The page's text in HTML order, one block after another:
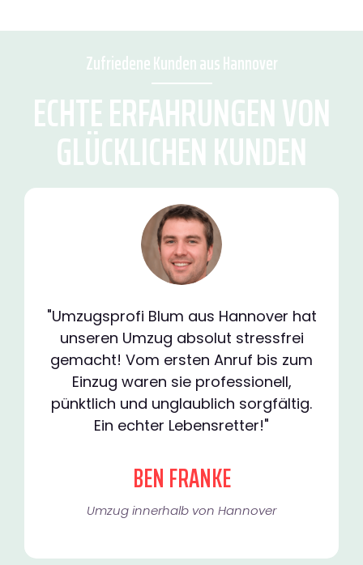
Zufriedene Kunden aus Hannover
ECHTE ERFAHRUNGEN VON
GLÜCKLICHEN KUNDEN
"Umzugsprofi Blum aus Hannover hat
unseren Umzug absolut stressfrei
gemacht! Vom ersten Anruf bis zum
Einzug waren sie professionell,
pünktlich und unglaublich sorgfältig.
Ein echter Lebensretter!"
BEN FRANKE
Umzug innerhalb von Hannover​